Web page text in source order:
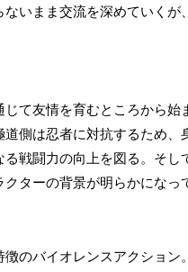
いまま交流を深めていくが
て友情を育むところから
側は忍者に対抗するため
戦闘力の向上を図る。そ
ターの背景が明らかになっ
のバイオレンスアクショ